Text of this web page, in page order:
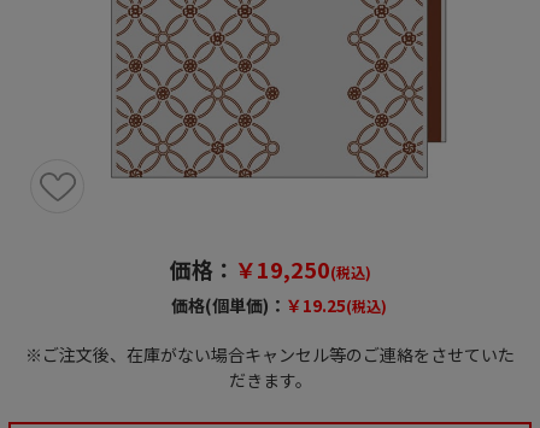
価格： ￥19,250(税込)
価格(個単価)： ￥19.25(税込)
※ご注文後、在庫がない場合キャンセル等のご連絡をさせていた
だきます。